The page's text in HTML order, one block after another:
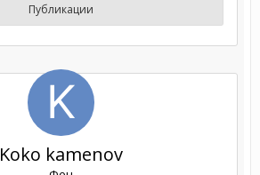
Публикации
Koko kamenov